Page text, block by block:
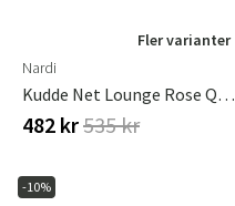
Fler varianter
Nardi
Kudde Net Lounge Rose Quarzo
482 kr535 kr
-10%